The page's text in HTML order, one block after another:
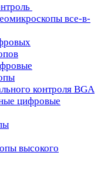
все-в-
контроля BGA
цифровые
высокого